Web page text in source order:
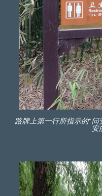
路牌上第一行所指示的“
安